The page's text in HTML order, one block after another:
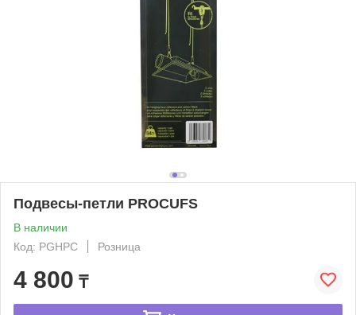
Подвесы-петли PROCUFS
В наличии
Код: PGHPC
Розница
4 800 ₸